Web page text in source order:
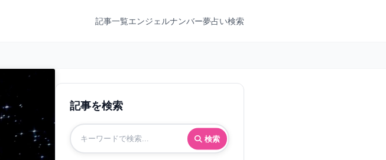
記事一覧エンジェルナンバー夢占い検索
記事を検索
検索